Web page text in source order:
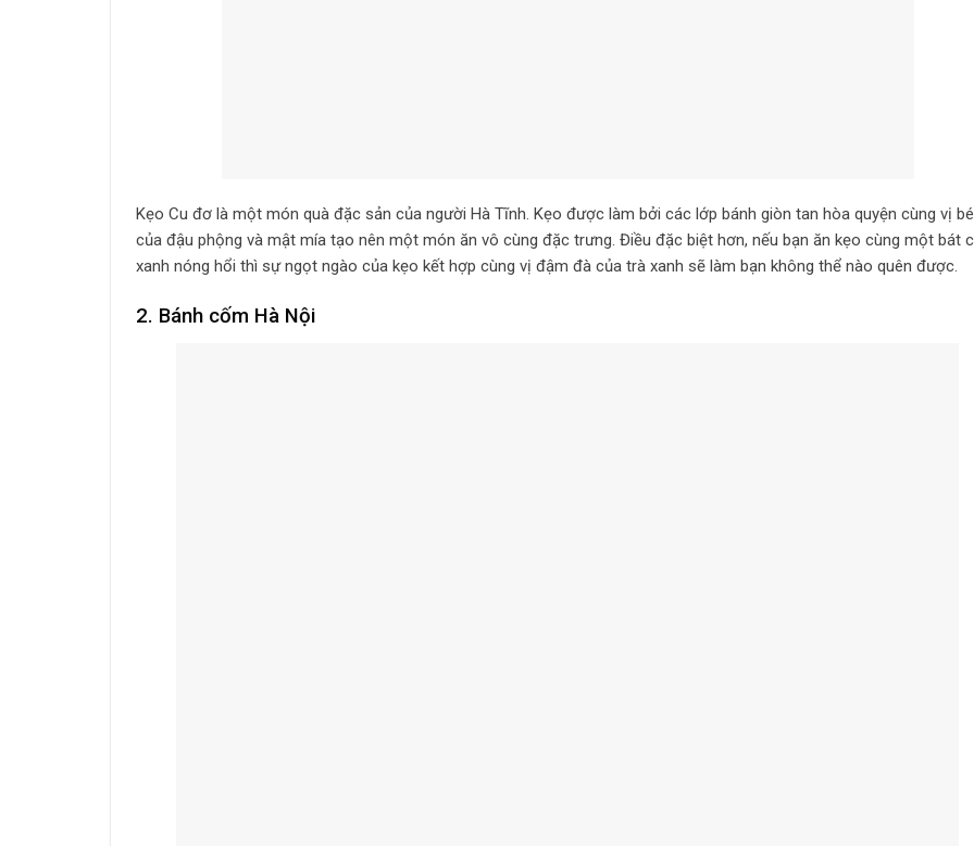
Kẹo Cu đơ là một món quà đặc sản của người Hà Tĩnh. Kẹo được làm bởi các lớp bánh giòn tan hòa quyện cùng vị
của đậu phộng và mật mía tạo nên một món ăn vô cùng đặc trưng. Điều đặc biệt hơn, nếu bạn ăn kẹo cùng một bát
xanh nóng hổi thì sự ngọt ngào của kẹo kết hợp cùng vị đậm đà của trà xanh sẽ làm bạn không thể nào quên được.
2. Bánh cốm Hà Nội